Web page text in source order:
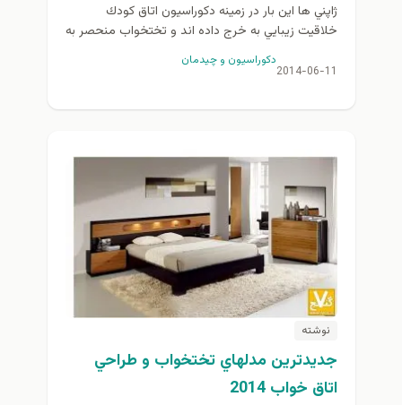
ژاپني ها اين بار در زمينه دكوراسيون اتاق كودك
خلاقيت زيبايي به خرج داده اند و تختخواب منحصر به
فردي را براي كودكان طرح كرده...
2014-06-11
دكوراسيون و چيدمان
نوشته
جديدترين مدلهاي تختخواب و طراحي
اتاق خواب 2014